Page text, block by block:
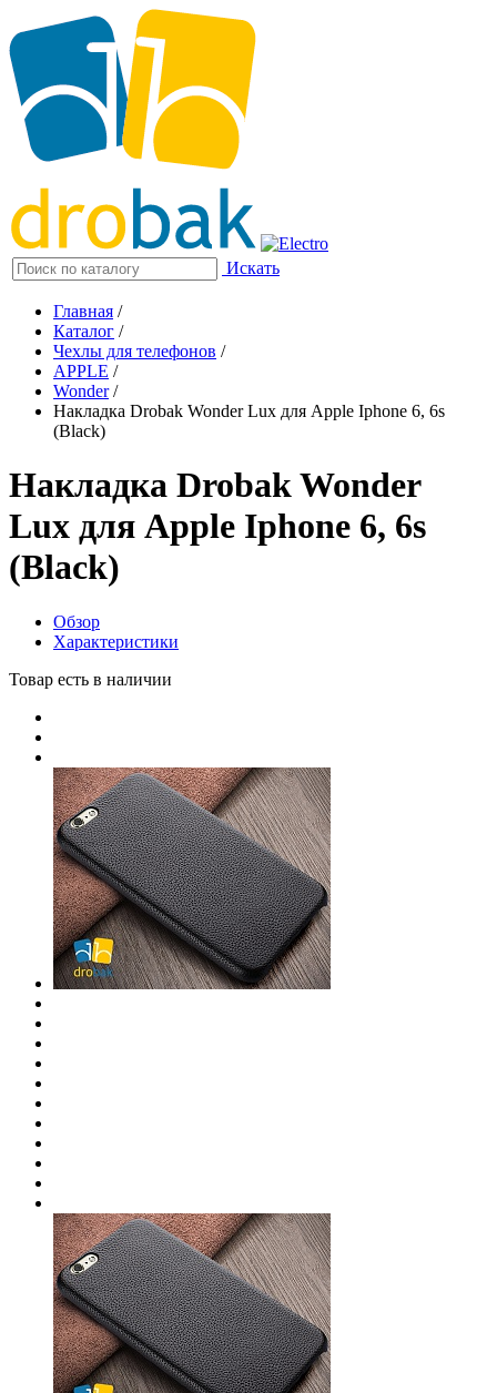
Искать
Главная /
Каталог /
Чехлы для телефонов /
APPLE /
Wonder/
Накладка Drobak Wonder Lux для Apple Iphone 6, 6s
(Black)
Накладка Drobak Wonder
Lux для Apple Iphone 6, 6s
(Black)
Обзор
Характеристики
Товар есть в наличии